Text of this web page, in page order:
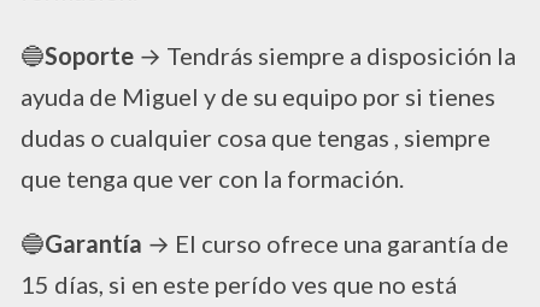
🔵Soporte → Tendrás siempre a disposición la
ayuda de Miguel y de su equipo por si tienes
dudas o cualquier cosa que tengas , siempre
que tenga que ver con la formación.
🔵Garantía → El curso ofrece una garantía de
15 días, si en este perído ves que no está